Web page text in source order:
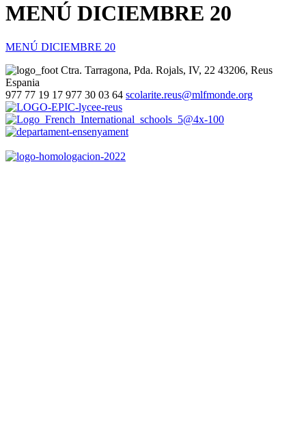
MENÚ DICIEMBRE 20
MENÚ DICIEMBRE 20
Ctra. Tarragona, Pda. Rojals, IV, 22 43206, Reus
Espania
977 77 19 17 977 30 03 64 scolarite.reus@mlfmonde.org